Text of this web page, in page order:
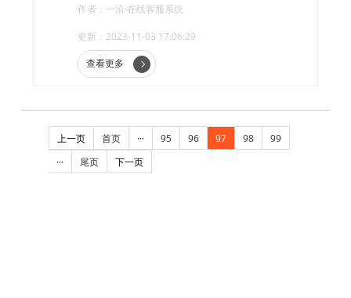
作者：一洽·在线客服系统
更新：2023-11-03 17:06:29
查看更多
上一页 首页 ··· 95 96 97 98
99
···
尾页 下一页